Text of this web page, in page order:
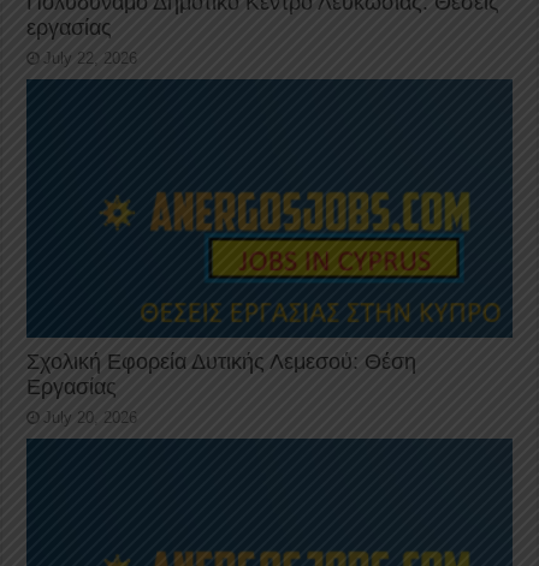
εργασίας
July 22, 2026
Σχολική Εφορεία Δυτικής Λεμεσού: Θέση
Εργασίας
July 20, 2026